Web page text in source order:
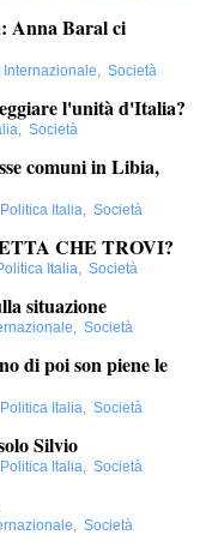
Anna Baral ci
Internazionale, Società
l'unità d'Italia?
, Società
comuni in Libia,
Politica Italia, Società
CHE TROVI?
Italia, Società
situazione
, Società
di poi son piene le
Politica Italia, Società
Silvio
Politica Italia, Società
, Società